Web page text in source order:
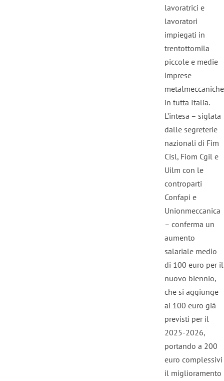
lavoratrici e
lavoratori
impiegati in
trentottomila
piccole e medie
imprese
metalmeccaniche
in tutta Italia.
L’intesa – siglata
dalle segreterie
nazionali di Fim
Cisl, Fiom Cgil e
Uilm con le
controparti
Confapi e
Unionmeccanica
– conferma un
aumento
salariale medio
di 100 euro per il
nuovo biennio,
che si aggiunge
ai 100 euro già
previsti per il
2025-2026,
portando a 200
euro complessivi
il miglioramento